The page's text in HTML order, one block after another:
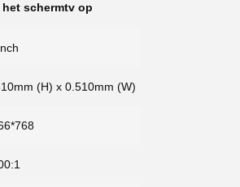
schermtv op
(H) x 0.510mm (W)